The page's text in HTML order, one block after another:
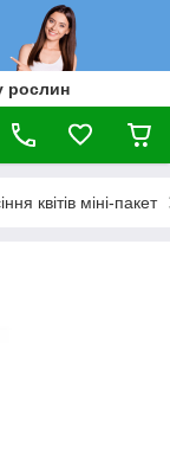
рослин
квітів міні-пакет